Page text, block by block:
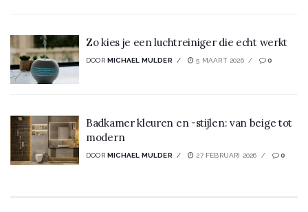
Zo kies je een luchtreiniger die echt werkt
DOOR MICHAEL MULDER 5 MAART 2026 0
Badkamer kleuren en -stijlen: van beige tot
modern
DOOR MICHAEL MULDER 27 FEBRUARI 2026 0